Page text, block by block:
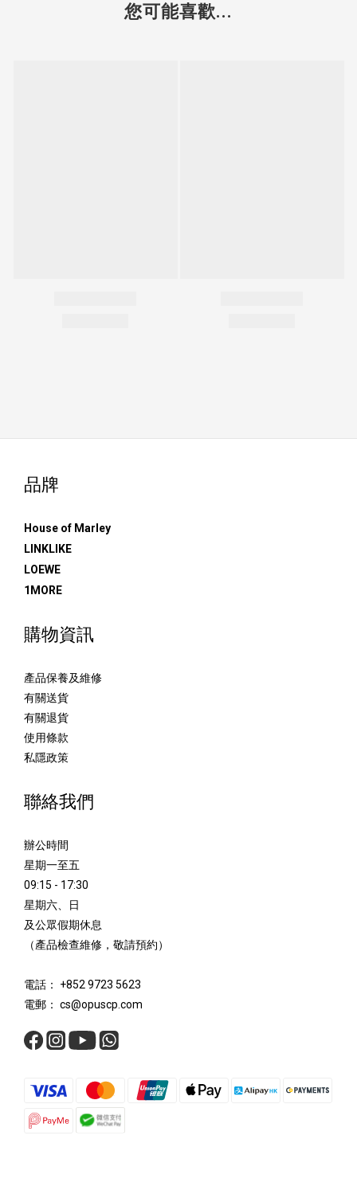
您可能喜歡...
品牌
House of Marley
LINKLIKE
LOEWE
1MORE
購物資訊
產品保養及維修
有關送貨
有關退貨
使用條款
私隱政策
聯絡我們
辦公時間
星期一至五
09:15 - 17:30
星期六、日
及公眾假期休息
（產品檢查維修，敬請預約）
電話： +852 9723 5623
電郵： cs@opuscp.com